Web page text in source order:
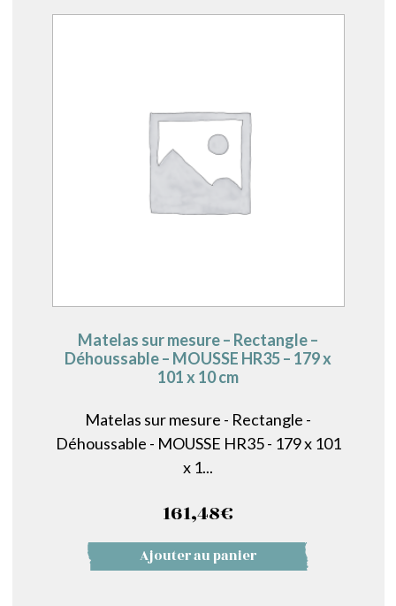
Matelas sur mesure – Rectangle –
Déhoussable – MOUSSE HR35 – 179 x
101 x 10 cm
Matelas sur mesure - Rectangle -
Déhoussable - MOUSSE HR35 - 179 x 101
x 1...
161,48€
Ajouter au panier